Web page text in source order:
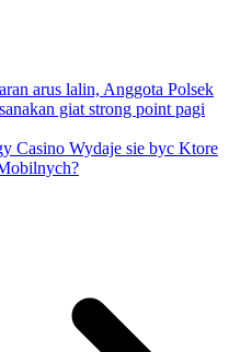
arus lalin, Anggota Polsek
giat strong point pagi
Casino Wydaje sie byc Ktore